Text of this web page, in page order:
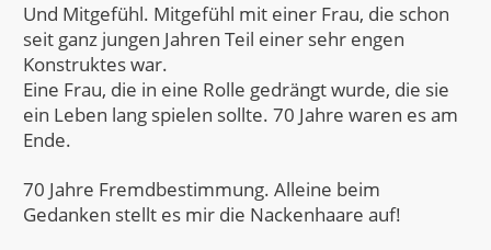
Und Mitgefühl. Mitgefühl mit einer Frau, die schon
seit ganz jungen Jahren Teil einer sehr engen
Konstruktes war.
Eine Frau, die in eine Rolle gedrängt wurde, die sie
ein Leben lang spielen sollte. 70 Jahre waren es am
Ende.
70 Jahre Fremdbestimmung. Alleine beim
Gedanken stellt es mir die Nackenhaare auf!